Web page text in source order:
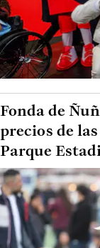
Fonda de
precios de
Parque